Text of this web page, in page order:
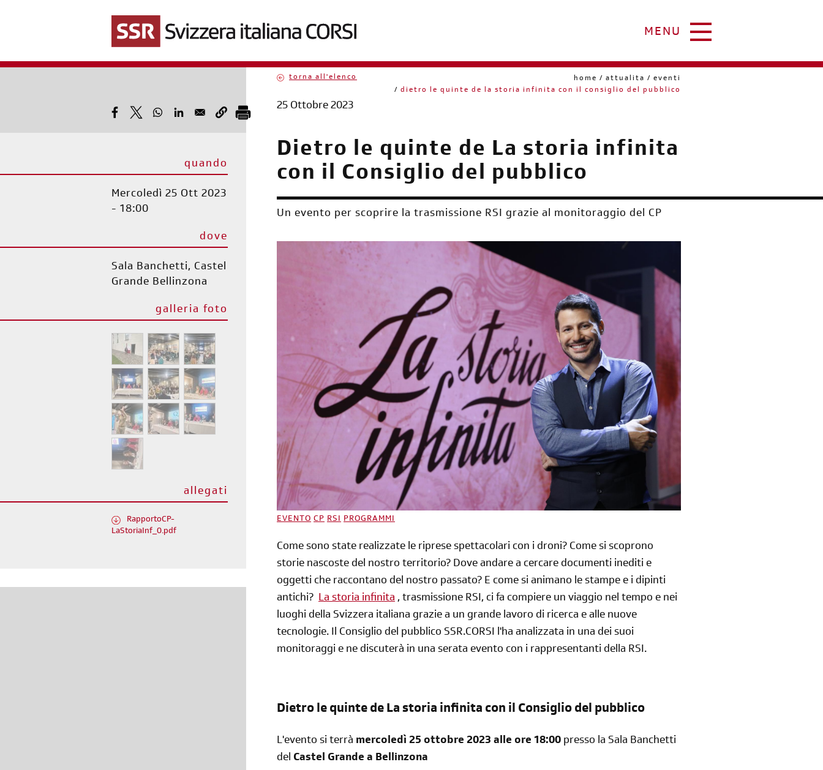
MENU
quando
Mercoledì 25 Ott 2023
- 18:00
dove
Sala Banchetti, Castel
Grande Bellinzona
galleria foto
allegati
RapportoCP-
LaStoriaInf_0.pdf
torna all'elenco
briciole
home attualita
eventi
dietro le quinte de la storia infinita con il consiglio del pubblico
Dietro le quinte de La storia infinita
con il Consiglio del pubblico
25 Ottobre 2023
Un evento per scoprire la trasmissione RSI grazie al monitoraggio del CP
EVENTO CP RSI PROGRAMMI
Come sono state realizzate le riprese spettacolari con i droni? Come si scoprono
storie nascoste del nostro territorio? Dove andare a cercare documenti inediti e
oggetti che raccontano del nostro passato? E come si animano le stampe e i dipinti
antichi? La storia infinita , trasmissione RSI, ci fa compiere un viaggio nel tempo e nei
luoghi della Svizzera italiana grazie a un grande lavoro di ricerca e alle nuove
tecnologie. Il Consiglio del pubblico SSR.CORSI l'ha analizzata in una dei suoi
monitoraggi e ne discuterà in una serata evento con i rappresentanti della RSI.
Dietro le quinte de La storia infinita con il Consiglio del pubblico
L'evento si terrà mercoledì 25 ottobre 2023 alle ore 18:00 presso la Sala Banchetti
del Castel Grande a Bellinzona